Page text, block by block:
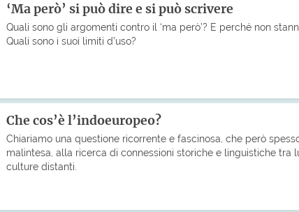
‘Ma però’ si può dire e si può scrivere
Quali sono gli argomenti contro il ‘ma però’? E perché non
Quali sono i suoi limiti d’uso?
Che cos’è l’indoeuropeo?
Chiariamo una questione ricorrente e fascinosa, che però
malintesa, alla ricerca di connessioni storiche e linguistiche tra
culture distanti.